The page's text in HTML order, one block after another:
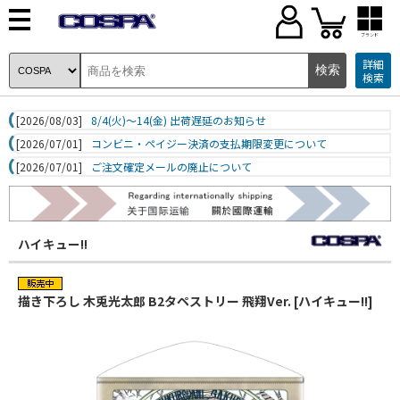
ブランド
詳細
検索
[2026/08/03]
8/4(火)～14(金) 出荷遅延のお知らせ
[2026/07/01]
コンビニ・ペイジー決済の支払期限変更について
[2026/07/01]
ご注文確定メールの廃止について
ハイキュー!!
描き下ろし 木兎光太郎 B2タペストリー 飛翔Ver. [ハイキュー!!]